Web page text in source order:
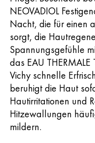
NEOVADIOL
Nacht, die für einen
sorgt, die
Spannungsgefühle
das EAU
Vichy schnelle
beruhigt die Haut
Hautirritationen und
Hitzewallungen
mildern.